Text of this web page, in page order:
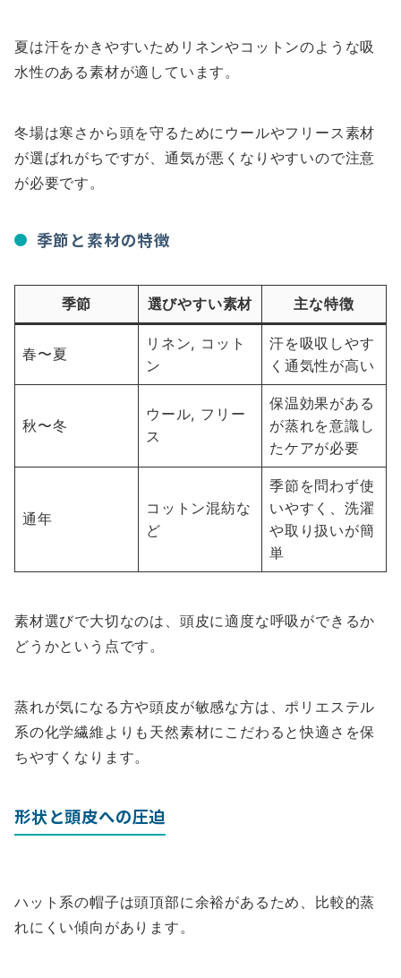
夏は汗をかきやすいためリネンやコットンのような吸
水性のある素材が適しています。
冬場は寒さから頭を守るためにウールやフリース素材
が選ばれがちですが、通気が悪くなりやすいので注意
が必要です。
季節と素材の特徴
季節 選びやすい素材 主な特徴
春〜夏
リネン, コット
ン
汗を吸収しやす
く通気性が高い
秋〜冬
ウール, フリー
ス
保温効果がある
が蒸れを意識し
たケアが必要
通年
コットン混紡な
ど
季節を問わず使
いやすく、洗濯
や取り扱いが簡
単
素材選びで大切なのは、頭皮に適度な呼吸ができるか
どうかという点です。
蒸れが気になる方や頭皮が敏感な方は、ポリエステル
系の化学繊維よりも天然素材にこだわると快適さを保
ちやすくなります。
形状と頭皮への圧迫
ハット系の帽子は頭頂部に余裕があるため、比較的蒸
れにくい傾向があります。